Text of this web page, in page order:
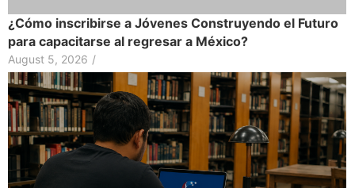
¿Cómo inscribirse a Jóvenes Construyendo el Futuro
para capacitarse al regresar a México?
August 5, 2026 /